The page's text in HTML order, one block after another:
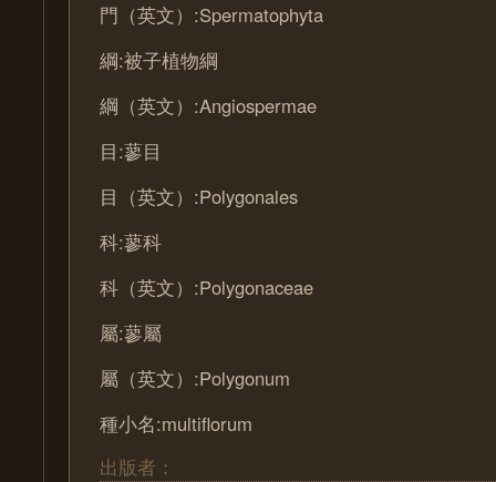
門（英文）:Spermatophyta
綱:被子植物綱
綱（英文）:Angiospermae
目:蓼目
目（英文）:Polygonales
科:蓼科
科（英文）:Polygonaceae
屬:蓼屬
屬（英文）:Polygonum
種小名:multiflorum
出版者：